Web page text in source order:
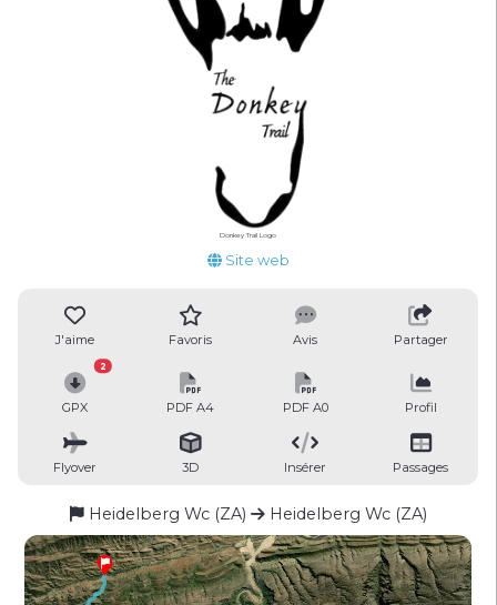
Donkey Trail Logo
Site web
J'aime Favoris Avis Partager
GPX
2
PDF A4 PDF A0 Profil
Flyover 3D Insérer Passages
Heidelberg Wc (ZA) Heidelberg Wc (ZA)